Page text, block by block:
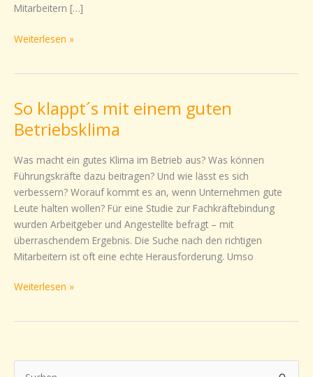
Mitarbeitern […]
Weiterlesen »
So klappt´s mit einem guten
Betriebsklima
Was macht ein gutes Klima im Betrieb aus? Was können
Führungskräfte dazu beitragen? Und wie lässt es sich
verbessern? Worauf kommt es an, wenn Unternehmen gute
Leute halten wollen? Für eine Studie zur Fachkräftebindung
wurden Arbeitgeber und Angestellte befragt – mit
überraschendem Ergebnis. Die Suche nach den richtigen
Mitarbeitern ist oft eine echte Herausforderung. Umso
So
klappt
´s
mit
einem
guten
Betriebsklima
Weiterlesen »